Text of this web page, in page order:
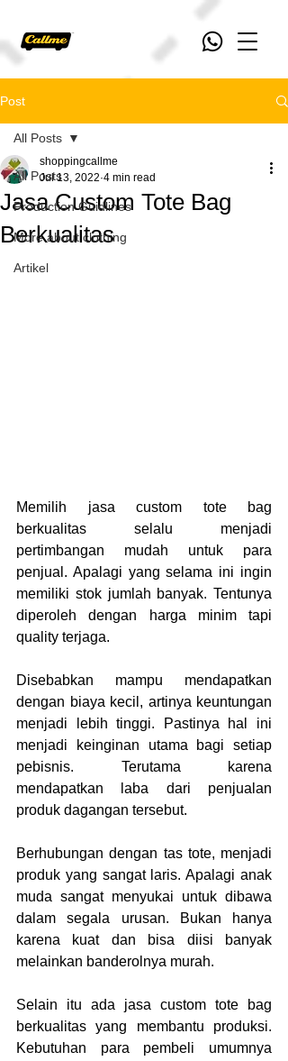
Post
All Posts
Production Guidlines
More about clothing
Artikel
All Posts
Jasa Custom Tote Bag
Berkualitas
shoppingcallme
Jul 13, 2022 4 min read
Memilih
jasa custom tote bag
berkualitas
selalu menjadi
pertimbangan mudah untuk para
penjual. Apalagi yang selama ini ingin
memiliki stok jumlah banyak. Tentunya
diperoleh dengan harga minim tapi
quality terjaga.
Disebabkan mampu mendapatkan
dengan biaya kecil, artinya keuntungan
menjadi lebih tinggi. Pastinya hal ini
menjadi keinginan utama bagi setiap
pebisnis. Terutama karena
mendapatkan laba dari penjualan
produk dagangan tersebut.
Berhubungan dengan tas tote, menjadi
produk yang sangat laris. Apalagi anak
muda sangat menyukai untuk dibawa
dalam segala urusan. Bukan hanya
karena kuat dan bisa diisi banyak
melainkan banderolnya murah.
Selain itu ada jasa custom tote bag
berkualitas yang membantu produksi.
Kebutuhan para pembeli umumnya